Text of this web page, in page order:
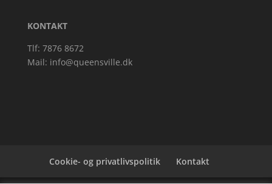
KONTAKT
Tlf: 7876 8672
Mail: info@queensville.dk
Cookie- og privatlivspolitik Kontakt